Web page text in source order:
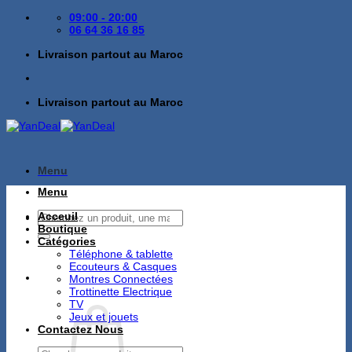
Passer
09:00 - 20:00
06 64 36 16 85
Livraison partout au Maroc
Livraison partout au Maroc
Menu
Recherche
pour :
Menu
Acceuil
Boutique
Catégories
Téléphone & tablette
Ecouteurs & Casques
Montres Connectées
Trottinette Electrique
TV
Jeux et jouets
Contactez Nous